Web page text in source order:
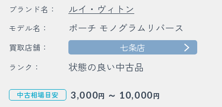
ブランド名： ルイ・ヴィトン
モデル名： ポーチ モノグラムリバース
買取店舗： 七条店
ランク： 状態の良い中古品
中古相場目安 3,000円 ～ 10,000円